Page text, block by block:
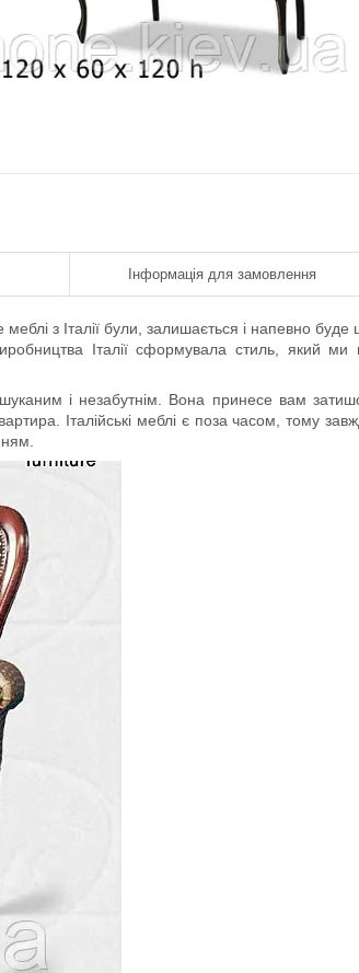
Інформація для замовлення
з Італії були, залишається і напевно буде
Італії сформувала стиль, який ми
і незабутнім. Вона принесе вам
Італійські меблі є поза часом, тому